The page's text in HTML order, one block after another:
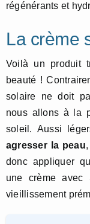
régénérants et
La crème
Voilà un produit
beauté !
solaire ne doit
nous allons à la
soleil. Aussi
agresser la peau
donc appliquer
une crème
vieillissement